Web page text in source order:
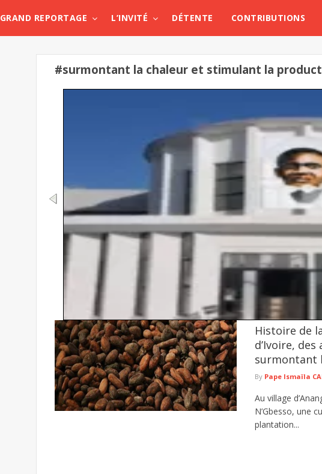
GRAND REPORTAGE L’INVITÉ DÉTENTE CONTRIBUTIONS
#surmontant la chaleur et stimulant la
Tivaouane : prêt à accueillir ses premiers patients , le nouvel
officiellement ses portes le 10 août
Le Centre hospitalier national Seydi El Hadji Malick Sy de Tivaouane
août ...
lire plus
Histoire de
d’Ivoire,
surmontant
By Pape Ismaïla
Au village
N’Gbesso, une
plantation...